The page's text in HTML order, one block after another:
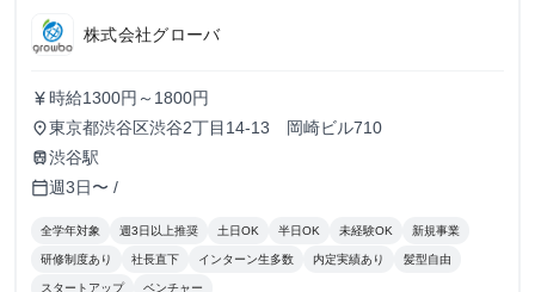
株式会社グローバ
currency_yen 時給1300円～1800円
place東京都渋谷区渋谷2丁目14-13 岡崎ビル710
train渋谷駅
calendar_today週3日〜 /
全学年対象 週3日以上推奨 土日OK 半日OK 未経験OK 新規事業
研修制度あり 社長直下 インターン生多数 内定実績あり 髪型自由
スタートアップ ベンチャー